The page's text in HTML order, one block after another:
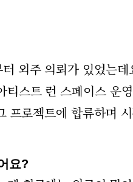
외주 의뢰가 있었는데
스트 런 스페이스 운영